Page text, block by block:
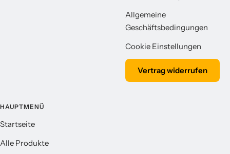
Allgemeine
Geschäftsbedingungen
Cookie Einstellungen
Vertrag widerrufen
HAUPTMENÜ
Startseite
Alle Produkte